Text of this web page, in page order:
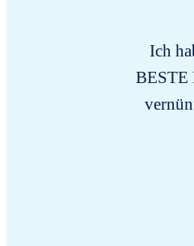
Ich
BESTE